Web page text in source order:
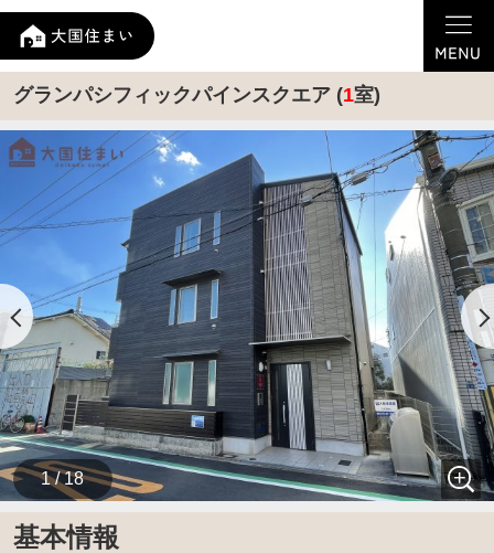
グランパシフィックパインスクエア (1室)
1 / 18
基本情報